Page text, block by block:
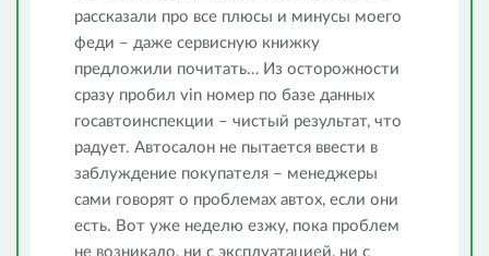
рассказали про все плюсы и минусы моего
феди – даже сервисную книжку
предложили почитать… Из осторожности
сразу пробил vin номер по базе данных
госавтоинспекции – чистый результат, что
радует. Автосалон не пытается ввести в
заблуждение покупателя – менеджеры
сами говорят о проблемах автох, если они
есть. Вот уже неделю езжу, пока проблем
не возникало, ни с эксплуатацией, ни с